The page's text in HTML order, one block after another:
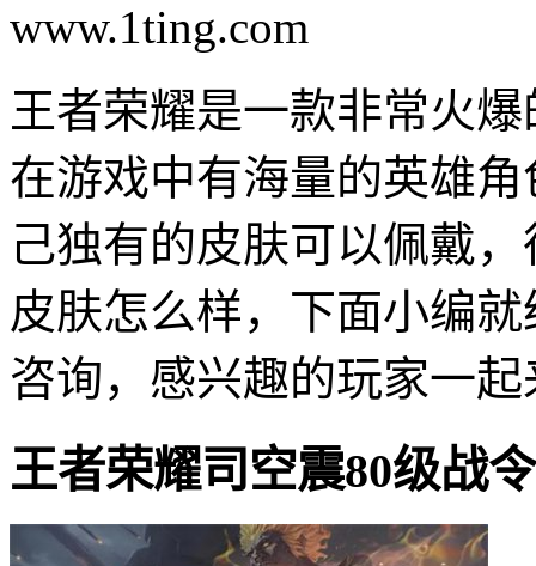
www.1ting.com
王者荣耀是一款非常火爆
在游戏中有海量的英雄
己独有的皮肤可以佩戴
皮肤怎么样，下面小编
咨询，感兴趣的玩家一
王者荣耀司空震80级战